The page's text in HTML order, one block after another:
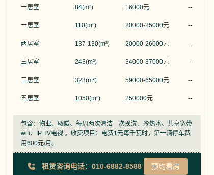
一居室 84(m²) 16000元 --
一居室 110(m²) 20000-25000元 --
两居室 137-130(m²) 20000-26000元 --
三居室 243(m²) 34000-37000元 --
三居室 323(m²) 59000-65000元 --
五居室 1050(m²) 250000元 --
包含：物业、取暖、每周两次清洁一次换洗、冷热水、共享宽带
wifi、IP TV电视 。收费项目：电费1元每千瓦时，第一辆停车费
用600元/月。
租赁咨询电话：010-6882-8588 预约看房